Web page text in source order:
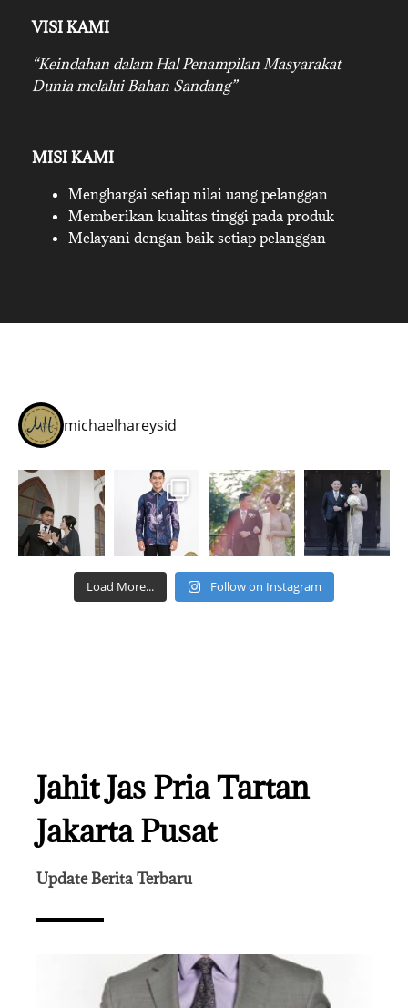
VISI KAMI
“Keindahan dalam Hal Penampilan Masyarakat
Dunia melalui Bahan Sandang”
MISI KAMI
Menghargai setiap nilai uang pelanggan
Memberikan kualitas tinggi pada produk
Melayani dengan baik setiap pelanggan
michaelhareysid
Load More... Follow on Instagram
Jahit Jas Pria Tartan
Jakarta Pusat
Update Berita Terbaru